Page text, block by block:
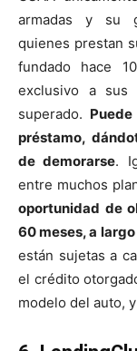
armadas y su
quienes prestan
fundado hace
exclusivo a sus
superado.
préstamo,
de demorarse.
entre muchos
oportunidad de
60 meses, a
están sujetas a
el crédito
modelo del auto,